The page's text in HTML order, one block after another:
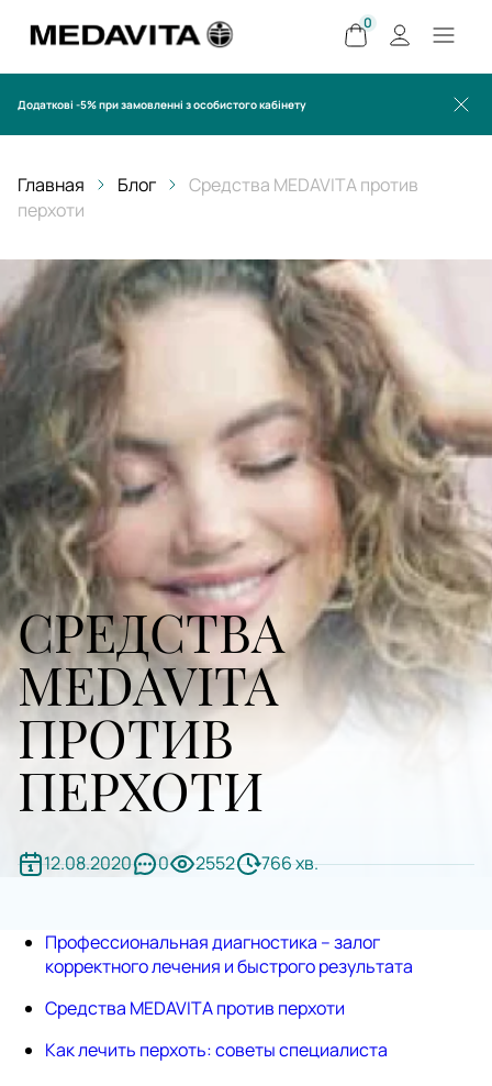
0
Додаткові -5% при замовленні з особистого кабінету
СРЕДСТВА
MEDAVITA
ПРОТИВ
ПЕРХОТИ
12.08.2020 0 2552 766 хв.
Главная Блог
Средства MEDAVITA против
перхоти
Профессиональная диагностика – залог
корректного лечения и быстрого результата
Средства MEDAVITA против перхоти
Как лечить перхоть: советы специалиста